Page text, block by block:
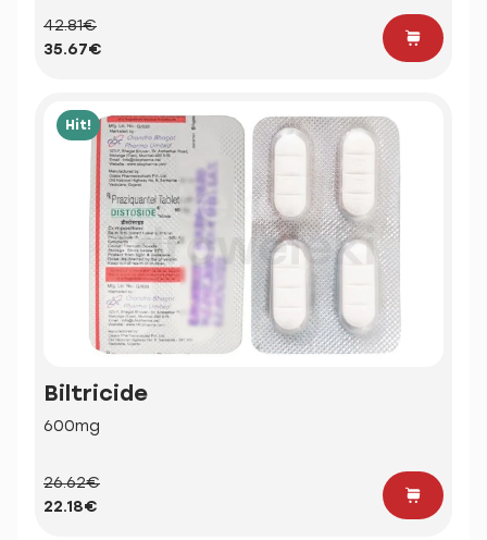
42.81€
35.67€
Hit!
Biltricide
600mg
26.62€
22.18€